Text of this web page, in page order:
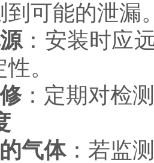
到可能的泄漏
：安装时应
。
：定期对检
气体：若监